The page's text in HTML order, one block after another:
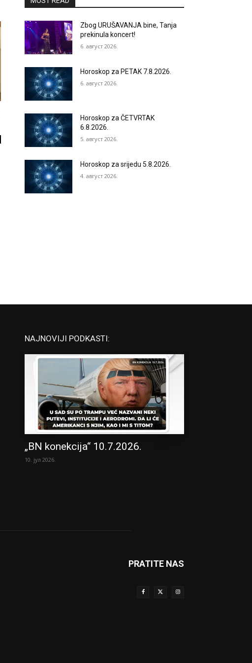
Zbog URUŠAVANJA bine, Tanja
prekinula koncert!
6. август 2026.
Horoskop za PETAK 7.8.2026.
6. август 2026.
Horoskop za ČETVRTAK
6.8.2026.
5. август 2026.
Horoskop za srijedu 5.8.2026.
4. август 2026.
NAJNOVIJI PODKASTI:
„BN konekcija“ 10.7.2026.
10. јул 2026.
PRATITE NAS